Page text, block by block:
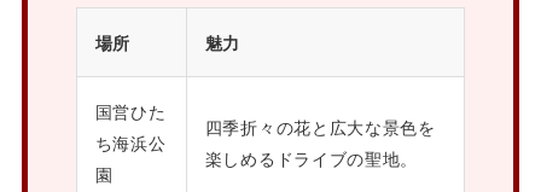
場所 魅力
国営ひた
ち海浜公
園
四季折々の花と広大な景色を
楽しめるドライブの聖地。